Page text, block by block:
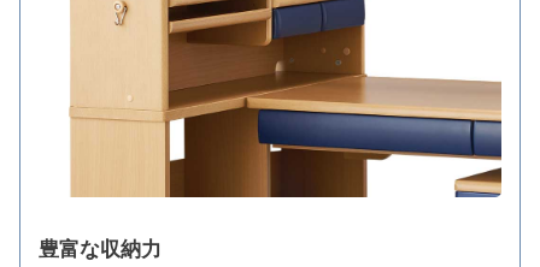
豊富な収納力